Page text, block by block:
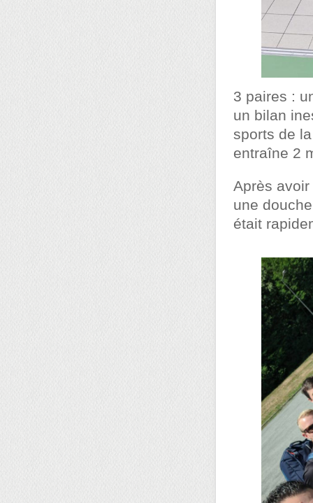
3 paires :
un bilan
sports de
entraîne 2
Après
une
était